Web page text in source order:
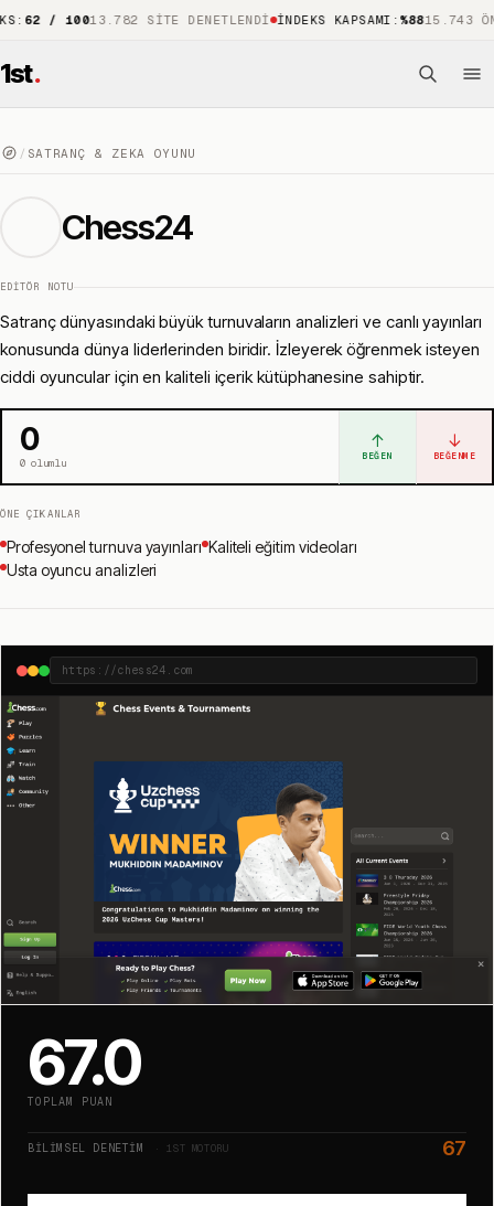
/ 100 13.782 SITE DENETLENDI İNDEKS KAPSAMI:%8815.743 ÖNE
1st.
/ SATRANÇ & ZEKA OYUNU
Chess24
EDITÖR NOTU
Satranç dünyasındaki büyük turnuvaların analizleri ve canlı yayınları
konusunda dünya liderlerinden biridir. İzleyerek öğrenmek isteyen
ciddi oyuncular için en kaliteli içerik kütüphanesine sahiptir.
0
0olumlu
↑
BEĞEN
↓
BEĞENME
ÖNE ÇIKANLAR
Profesyonel turnuva yayınları Kaliteli eğitim videoları
Usta oyuncu analizleri
https://chess24.com
67.0
TOPLAM PUAN
BILIMSEL DENETIM · 1ST MOTORU 67